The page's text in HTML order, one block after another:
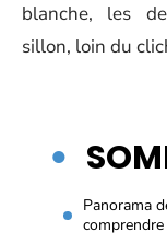
blanche, les
sillon, loin du
Panorama